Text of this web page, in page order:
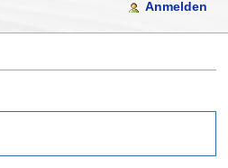
Anmelden